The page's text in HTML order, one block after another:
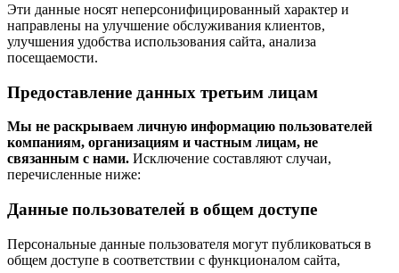
Эти данные носят неперсонифицированный характер и
направлены на улучшение обслуживания клиентов,
улучшения удобства использования сайта, анализа
посещаемости.
Предоставление данных третьим лицам
Мы не раскрываем личную информацию пользователей
компаниям, организациям и частным лицам, не
связанным с нами. Исключение составляют случаи,
перечисленные ниже:
Данные пользователей в общем доступе
Персональные данные пользователя могут публиковаться в
общем доступе в соответствии с функционалом сайта,